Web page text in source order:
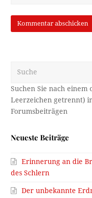
Neueste Beiträge
Erinnerung an die
des Schlern
Der unbekannte